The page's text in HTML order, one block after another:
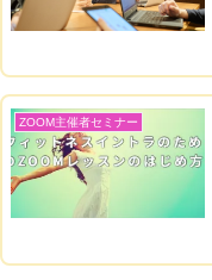
ZOOM主催者セミナー